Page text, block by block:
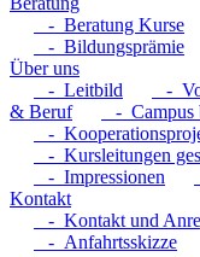
- Beratung Kurse
- Bildungsprämie
Über uns
- Leitbild
-
& Beruf
- Campus
-
- Kursleitungen
- Impressionen
Kontakt
- Kontakt und
- Anfahrtsskizze